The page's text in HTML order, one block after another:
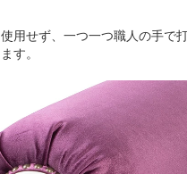
用せず、一つ一つ職人の手で
す。